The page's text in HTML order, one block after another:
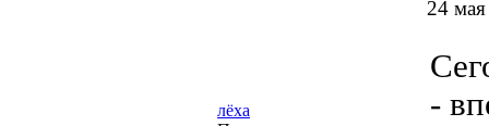
лёха
24
-